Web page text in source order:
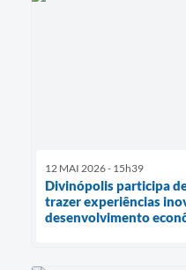
12 MAI 2026 - 15h39
Divinópolis participa
trazer experiências
desenvolvimento